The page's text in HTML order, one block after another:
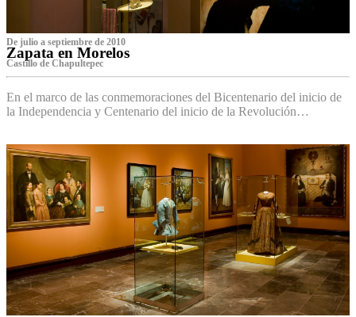
De julio a septiembre de 2010
Zapata en Morelos
Castillo de Chapultepec
En el marco de las conmemoraciones del Bicentenario del inicio de
la Independencia y Centenario del inicio de la Revolución…